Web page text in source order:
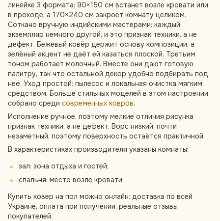
линейке 3 формата: 90×150 см встанет возле кровати или
в проходе, а 170×240 см закроет комнату целиком.
Соткано вручную индийскими мастерами: каждый
экземпляр немного другой, и это признак техники, а не
дефект. Бежевый ковёр держит основу композиции, а
зелёный акцент не даёт ей казаться плоской. Третьим
тоном работает молочный. Вместе они дают готовую
палитру, так что остальной декор удобно подбирать под
неё. Уход простой: пылесос и локальная очистка мягким
средством. Больше стильных моделей в этом настроении
собрано среди современных ковров.
Исполнение ручное, поэтому мелкие отличия рисунка
признак техники, а не дефект. Ворс низкий, почти
незаметный, поэтому поверхность остаётся практичной.
В характеристиках производителя указаны комнаты:
зал: зона отдыха и гостей;
спальня: место возле кровати;
Купить ковер на пол можно онлайн: доставка по всей
Украине, оплата при получении, реальные отзывы
покупателей.